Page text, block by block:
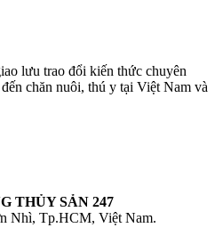
lưu trao đổi kiến thức chuyên
chăn nuôi, thú y tại Việt Nam và
THỦY SẢN 247
Nhì, Tp.HCM, Việt Nam.